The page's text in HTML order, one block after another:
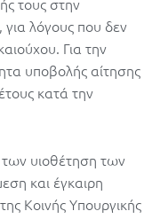
για λόγους που δεν
Για την
υποβολής αίτησης
κατά την
υιοθέτηση των
και έγκαιρη
Κοινής Υπουργικής